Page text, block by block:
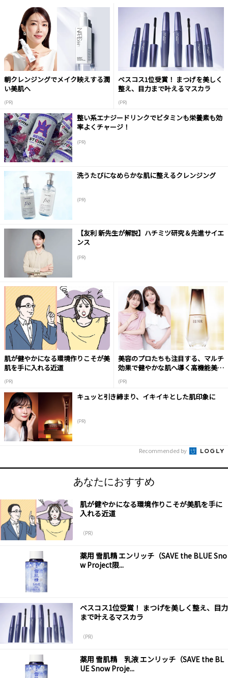
朝クレンジングでメイク映えする潤
い美肌へ
(PR)
ベスコス1位受賞！ まつげを美しく
整え、目力まで叶えるマスカラ
(PR)
整い系エナジードリンクでビタミンも栄養素も効
率よくチャージ！
(PR)
洗うたびになめらかな肌に整えるクレンジング
(PR)
【友利 新先生が解説】ハチミツ研究＆先進サイエ
ンス
(PR)
肌が健やかになる環境作りこそが美
肌を手に入れる近道
(PR)
美容のプロたちも注目する、マルチ
効果で健やかな肌へ導く高機能美容
(PR)
キュッと引き締まり、イキイキとした肌印象に
(PR)
Recommended by
あなたにおすすめ
肌が健やかになる環境作りこそが美肌を手に
入れる近道
（PR）
薬用 雪肌精 エンリッチ（SAVE the BLUE Sno
w Project限...
ベスコス1位受賞！ まつげを美しく整え、目力
まで叶えるマスカラ
（PR）
薬用 雪肌精 乳液 エンリッチ（SAVE the BL
UE Snow Proje...